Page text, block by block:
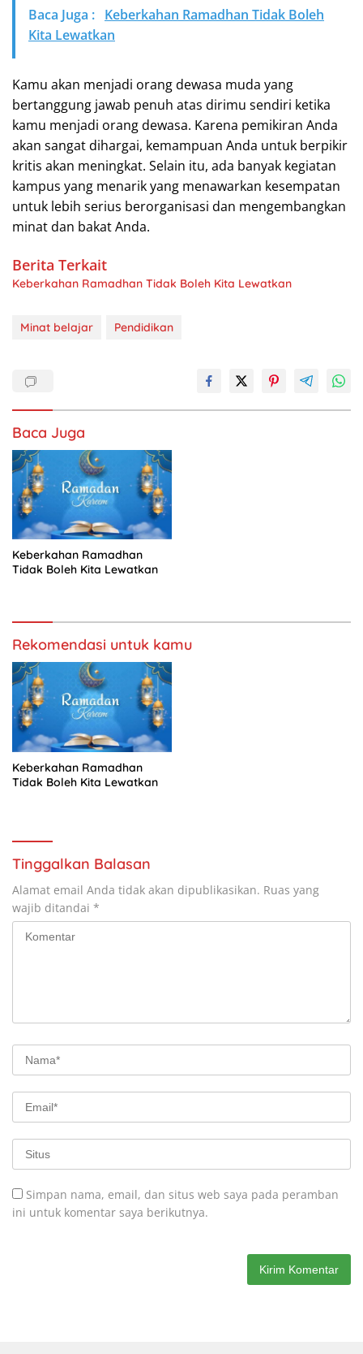
Baca Juga : Keberkahan Ramadhan Tidak Boleh
Kita Lewatkan
Kamu akan menjadi orang dewasa muda yang
bertanggung jawab penuh atas dirimu sendiri ketika
kamu menjadi orang dewasa. Karena pemikiran Anda
akan sangat dihargai, kemampuan Anda untuk berpikir
kritis akan meningkat. Selain itu, ada banyak kegiatan
kampus yang menarik yang menawarkan kesempatan
untuk lebih serius berorganisasi dan mengembangkan
minat dan bakat Anda.
Berita Terkait
Keberkahan Ramadhan Tidak Boleh Kita Lewatkan
Minat belajar Pendidikan
Baca Juga
Keberkahan Ramadhan
Tidak Boleh Kita Lewatkan
Rekomendasi untuk kamu
Keberkahan Ramadhan
Tidak Boleh Kita Lewatkan
Tinggalkan Balasan
Alamat email Anda tidak akan dipublikasikan. Ruas yang
wajib ditandai *
Simpan nama, email, dan situs web saya pada peramban
ini untuk komentar saya berikutnya.